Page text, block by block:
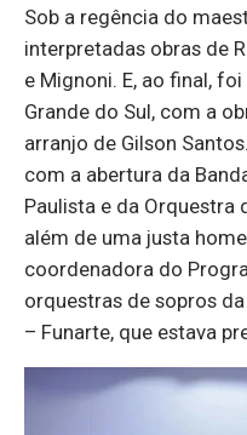
Sob a regência do
interpretadas obras de
e Mignoni. E, ao final,
Grande do Sul, com a
arranjo de Gilson
com a abertura da
Paulista e da Orquestra
além de uma justa
coordenadora do
orquestras de sopros
– Funarte, que estava